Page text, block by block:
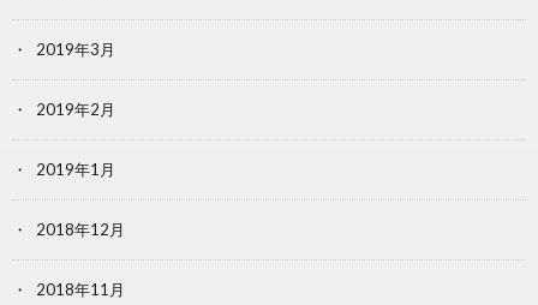
2019年3月
2019年2月
2019年1月
2018年12月
2018年11月